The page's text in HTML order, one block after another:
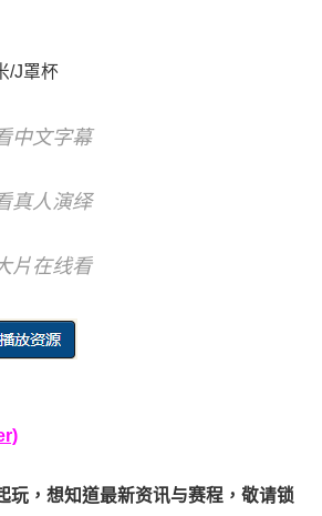
/J罩杯
中文字幕
真人演绎
片在线看
玩， 想知道最新资讯与赛程， 敬请锁